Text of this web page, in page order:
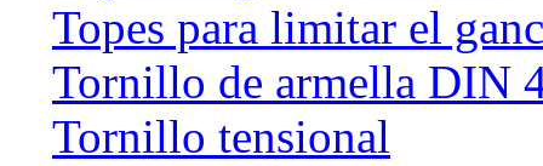
Topes para limitar el
Tornillo de armella DIN
Tornillo tensional